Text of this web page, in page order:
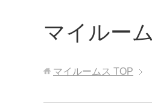
マイルー
マイルームス TOP